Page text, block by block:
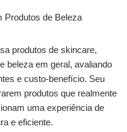
Produtos de Beleza
produtos de skincare,
beleza em geral, avaliando
e custo-benefício. Seu
produtos que realmente
uma experiência de
e eficiente.